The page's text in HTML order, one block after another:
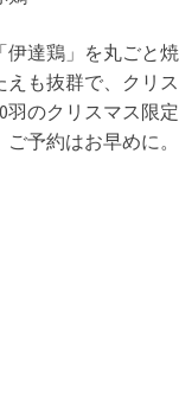
達鶏」を丸ごと
も抜群で、クリ
羽のクリスマス限
予約はお早めに。